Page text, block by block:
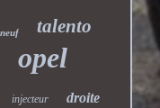
neuf talento
opel
injecteur droite